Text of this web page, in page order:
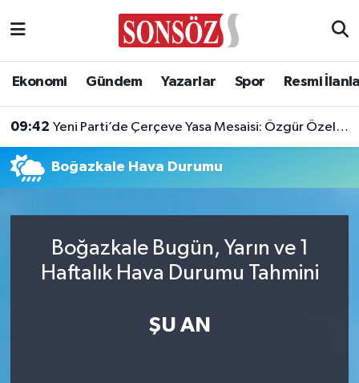
Ekonomi Gündem Yazarlar Spor Resmi
09:42 Yeni Parti’de Çerçeve Yasa Mesaisi: Özgür Özel Tutumunu Açıklayacak!
Boğazkale Hava Durumu
Boğazkale Bugün, Yarın ve 1
Haftalık Hava Durumu Tahmini
ŞU AN
Asayiş
Diğer
Ankara Nöbetçi Eczaneler
Tüm Manşetler